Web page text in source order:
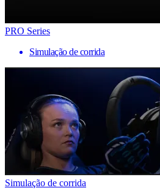
PRO Series
Simulação de corrida
Simulação de corrida